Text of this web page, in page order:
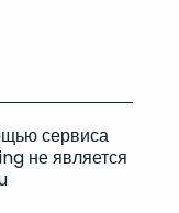
сервиса
не является